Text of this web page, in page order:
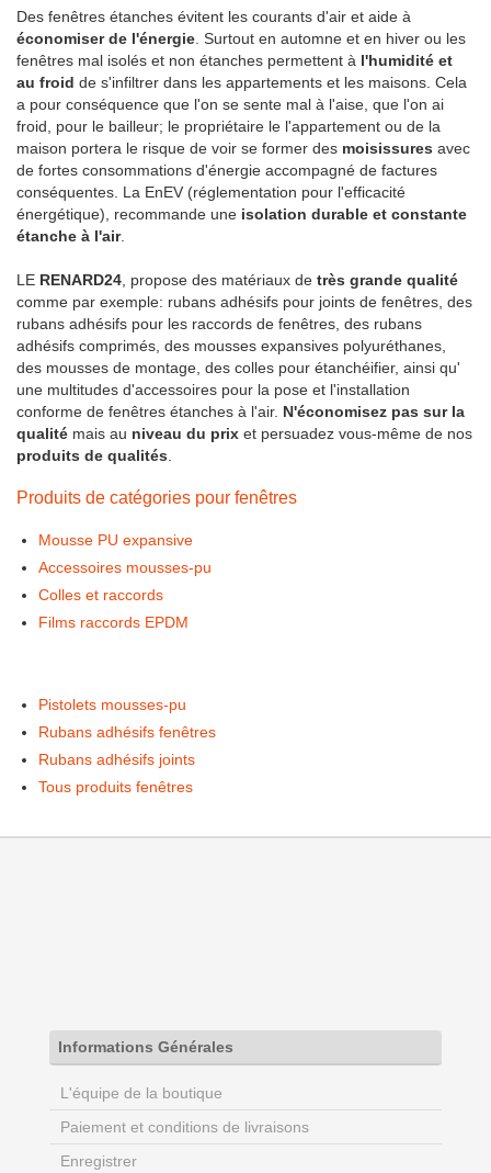
Des fenêtres étanches évitent les courants d'air et aide à
économiser de l'énergie . Surtout en automne et en hiver ou les
fenêtres mal isolés et non étanches permettent à l'humidité et
au froid de s'infiltrer dans les appartements et les maisons. Cela
a pour conséquence que l'on se sente mal à l'aise, que l'on ai
froid, pour le bailleur; le propriétaire le l'appartement ou de la
maison portera le risque de voir se former des moisissures avec
de fortes consommations d'énergie accompagné de factures
conséquentes. La EnEV (réglementation pour l'efficacité
énergétique), recommande une isolation durable et constante
étanche à l'air.
LE RENARD24 , propose des matériaux de très grande qualité
comme par exemple: rubans adhésifs pour joints de fenêtres, des
rubans adhésifs pour les raccords de fenêtres, des rubans
adhésifs comprimés, des mousses expansives polyuréthanes,
des mousses de montage, des colles pour étanchéifier, ainsi qu'
une multitudes d'accessoires pour la pose et l'installation
conforme de fenêtres étanches à l'air. N'économisez pas sur la
qualité mais au niveau du prix et persuadez vous-même de nos
produits de qualités
Produits de catégories pour fenêtres
Mousse PU expansive
Accessoires mousses-pu
Colles et raccords
Films raccords EPDM
Pistolets mousses-pu
Rubans adhésifs fenêtres
Rubans adhésifs joints
Tous produits fenêtres
Informations Générales
L'équipe de la boutique
Paiement et conditions de livraisons
Enregistrer